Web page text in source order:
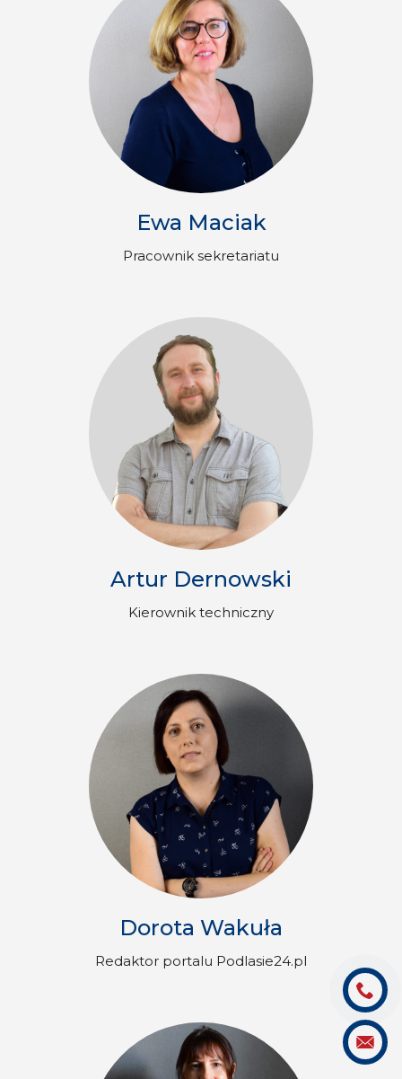
Ewa Maciak
Pracownik sekretariatu
Artur Dernowski
Kierownik techniczny
Dorota Wakuła
Redaktor portalu Podlasie24.pl